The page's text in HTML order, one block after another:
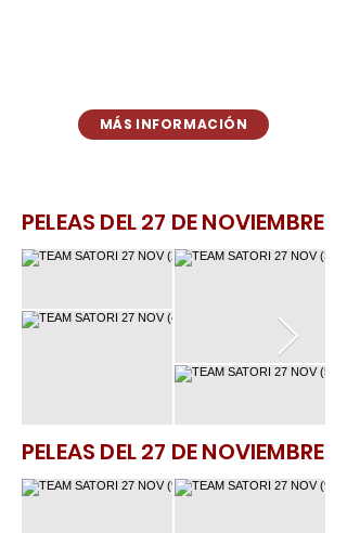
MÁS INFORMACIÓN
PELEAS DEL 27 DE NOVIEMBRE
PELEAS DEL 27 DE NOVIEMBRE